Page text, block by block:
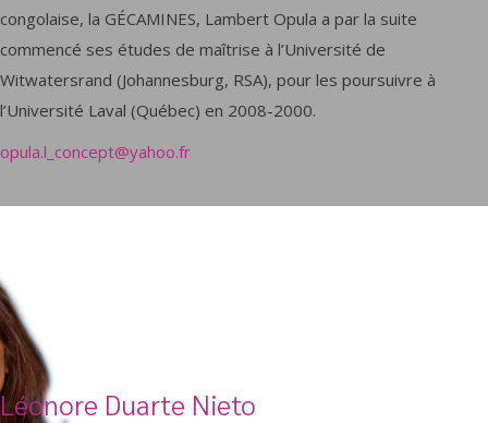
congolaise, la GÉCAMINES, Lambert Opula a par la suite
commencé ses études de maîtrise à l’Université de
Witwatersrand (Johannesburg, RSA), pour les poursuivre à
l’Université Laval (Québec) en 2008-2000.
opula.l_concept@yahoo.fr
Léonore Duarte Nieto